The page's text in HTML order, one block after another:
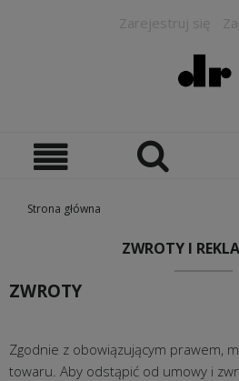
Zarejestruj się
Strona główna
ZWROTY I
ZWROTY
Zgodnie z obowiązującym prawem,
towaru. Aby odstąpić od umowy i